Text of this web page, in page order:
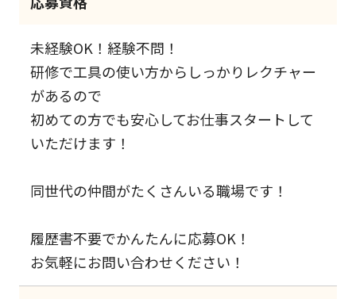
未経験OK！経験不問！
研修で工具の使い方からしっかりレクチャー
があるので
初めての方でも安心してお仕事スタートして
いただけます！
同世代の仲間がたくさんいる職場です！
履歴書不要でかんたんに応募OK！
お気軽にお問い合わせください！